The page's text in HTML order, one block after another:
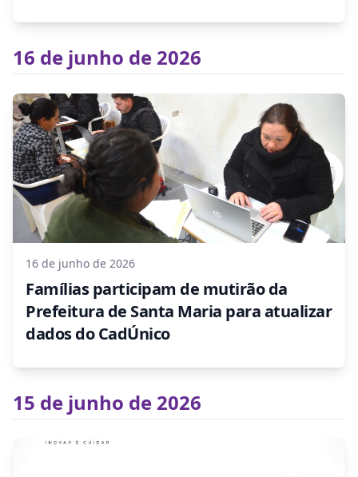
16 de junho de 2026
16 de junho de 2026
Famílias participam de mutirão da
Prefeitura de Santa Maria para atualizar
dados do CadÚnico
15 de junho de 2026